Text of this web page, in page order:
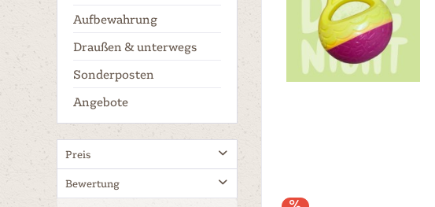
Aufbewahrung
Draußen & unterwegs
Sonderposten
Angebote
Preis
Bewertung